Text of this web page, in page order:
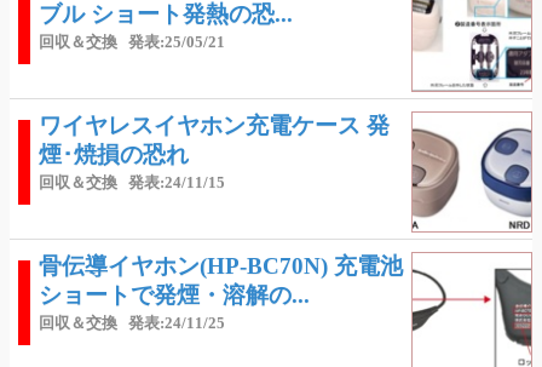
ブル ショート発熱の恐...
回収＆交換 発表:25/05/21
ワイヤレスイヤホン充電ケース 発
煙･焼損の恐れ
回収＆交換 発表:24/11/15
骨伝導イヤホン(HP-BC70N) 充電池
ショートで発煙・溶解の...
回収＆交換 発表:24/11/25